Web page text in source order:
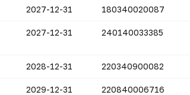
2027-12-31 180340020087
2027-12-31 240140033385
2028-12-31 220340900082
2029-12-31 220840006716